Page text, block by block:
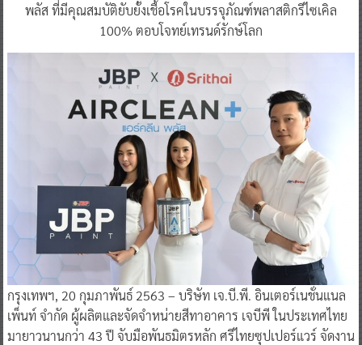
พลัส ที่มีคุณสมบัติยับยั้งเชื้อโรคในบรรจุภัณฑ์พลาสติกรีไซเคิล
100% ตอบโจทย์เทรนด์รักษ์โลก
กรุงเทพฯ, 20 กุมภาพันธ์ 2563 – บริษัท เจ.บี.พี. อินเตอร์เนชั่นแนล
เพ็นท์ จำกัด ผู้ผลิตและจัดจำหน่ายสีทาอาคาร เจบีพี ในประเทศไทย
มายาวนานกว่า 43 ปี จับมือพันธมิตรหลัก ศรีไทยซุปเปอร์แวร์ จัดงาน